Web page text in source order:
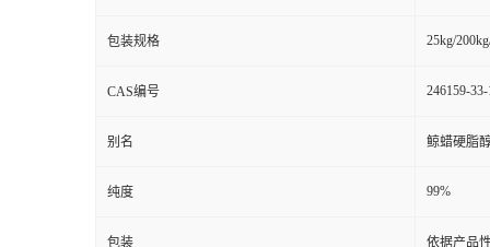
包装规格 25kg/
CAS编号 246159-33-
别名 鲸蜡硬脂
纯度 99%
包装 依据产品